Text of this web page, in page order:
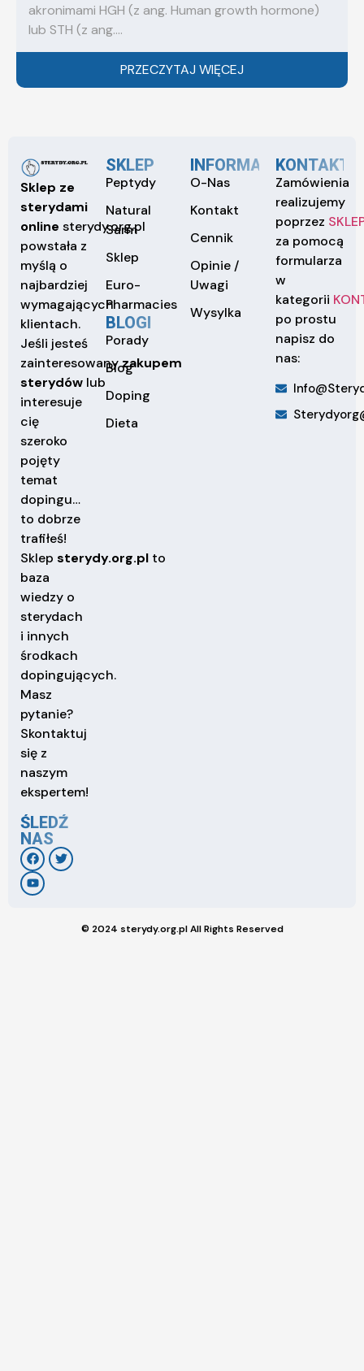
akronimami HGH (z ang. Human growth hormone)
lub STH (z ang....
PRZECZYTAJ WIĘCEJ
Sklep ze
sterydami
online sterydy.org.pl
powstała z
myślą o
najbardziej
wymagających
klientach.
Jeśli jesteś
zainteresowanyzakupem
sterydów lub
interesuje
cię
szeroko
pojęty
temat
dopingu…
to dobrze
trafiłeś!
Sklep sterydy.org.pl to
baza
wiedzy o
sterydach
i innych
środkach
dopingujących.
Masz
pytanie?
Skontaktuj
się z
naszym
ekspertem!
ŚLEDŹ
NAS
SKLEP
Peptydy
Natural
Sarm
Sklep
Euro-
Pharmacies
BLOGI
Porady
Blog
Doping
Dieta
INFORMACJE
O-Nas
Kontakt
Cennik
Opinie /
Uwagi
Wysylka
KONTAKT
Zamówienia
realizujemy
poprzez
za pomocą
formularza
w
kategorii
po prostu
napisz do
nas:
© 2024 sterydy.org.pl All Rights Reserved